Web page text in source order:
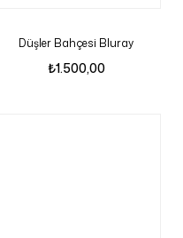
Düşler Bahçesi Bluray
₺1.500,00